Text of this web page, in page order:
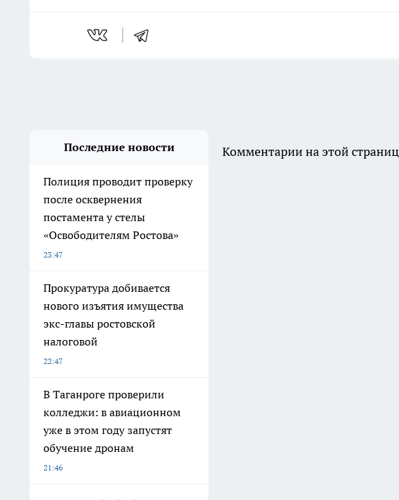
после осквернения
«Освободителям Ростова»
23:47
Прокуратура добивается
налоговой
22:47
В Таганроге проверили
обучение дронам
21:46
Индийских воробьёв в
Ростовской области приняли